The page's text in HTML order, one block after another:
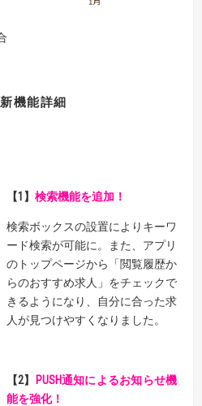
機能詳細
【1】 検索機能を追加！
検索ボックスの設置によりキーワ
ード検索が可能に。また、アプリ
のトップページから「閲覧履歴か
らのおすすめ求人」をチェックで
きるようになり、自分に合った求
人が見つけやすくなりました。
【2】 PUSH通知によるお知らせ機
能を強化！